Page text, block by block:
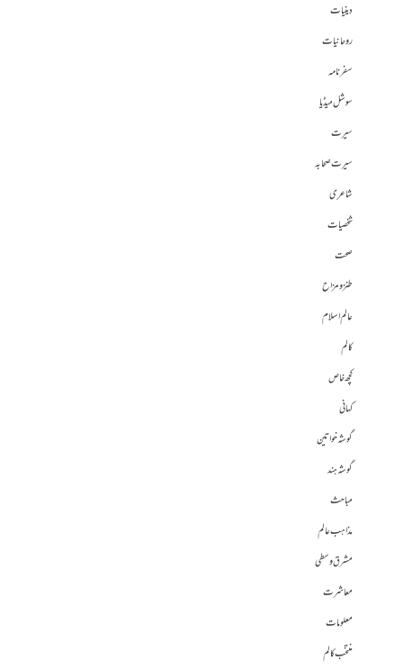
دینیات
روحانیات
سفرنامہ
سوشل میڈیا
سیرت
سیرت صحابہ
شاعری
شخصیات
صحت
طنز و مزاح
عالم اسلام
کالم
کچھ خاص
کہانی
گوشہ خواتین
گوشہ ہند
مباحث
مذاہب عالم
مشرق وسطی
معاشرت
معلومات
منتخب کالم